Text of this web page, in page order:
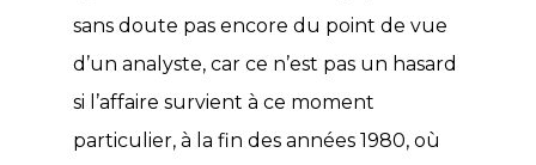
sans doute pas encore du point de vue
d’un analyste, car ce n’est pas un hasard
si l’affaire survient à ce moment
particulier, à la fin des années 1980, où